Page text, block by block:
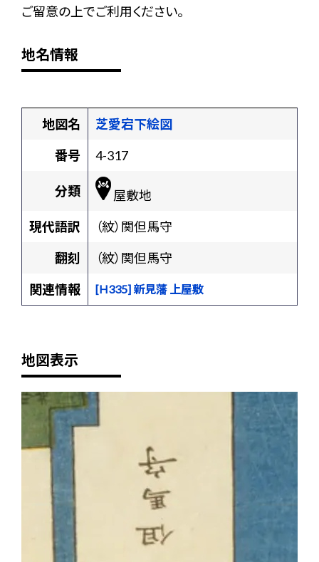
ご留意の上でご利用ください。
地名情報
地図名
芝愛宕下絵図
番号
4-317
分類
屋敷地
現代語訳
（紋）関但馬守
翻刻
（紋）関但馬守
関連情報
[H335] 新見藩 上屋敷
地図表示
+